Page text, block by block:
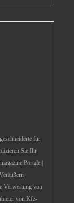
für
Sie Ihr
Portale |
Verwertung von
von Kfz-